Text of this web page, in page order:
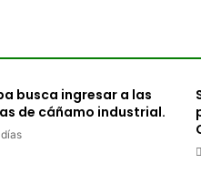
busca ingresar a las
de cáñamo industrial.